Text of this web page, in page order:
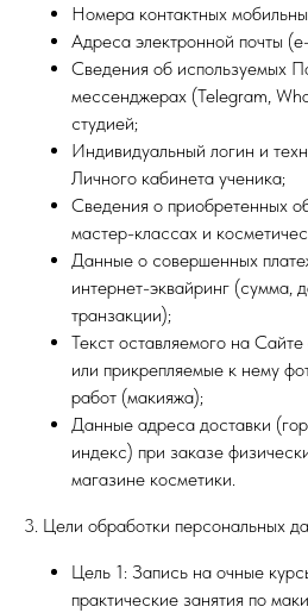
Номера контактных
Адреса электронной почты
Сведения об используемых
мессенджерах (Telegram,
студией;
Индивидуальный логин и
Личного кабинета ученика;
Сведения о приобретенных
мастер-классах и
Данные о совершенных
интернет-эквайринг (сумма,
транзакции);
Текст оставляемого на
или прикрепляемые к нему
работ (макияжа);
Данные адреса доставки
индекс) при заказе
магазине косметики.
3. Цели обработки персональных
Цель 1: Запись на очные
практические занятия по